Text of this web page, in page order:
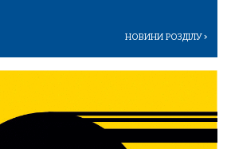
НОВИНИ РОЗДІЛУ>